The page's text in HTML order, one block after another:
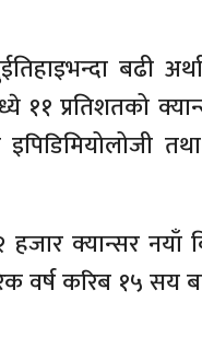
बढी
११ प्रतिशतको
क्यान्सर नयाँ
वर्ष करिब १५ सय